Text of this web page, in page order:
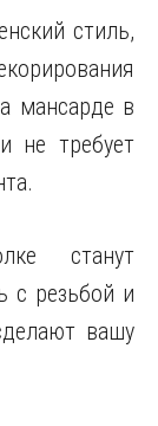
стиль,
мансарде в
не требует
станут
с резьбой и
вашу